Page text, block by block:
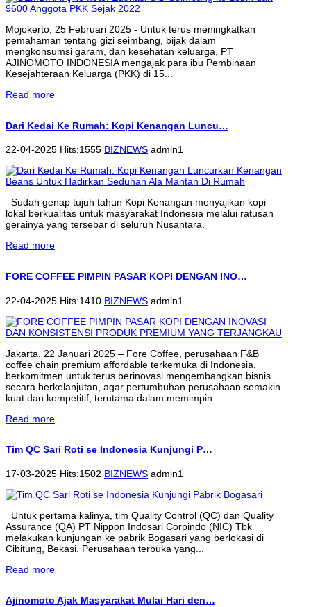
Mojokerto, 25 Februari 2025 - Untuk terus meningkatkan
pemahaman tentang gizi seimbang, bijak dalam
mengkonsumsi garam, dan kesehatan keluarga, PT
AJINOMOTO INDONESIA mengajak para ibu Pembinaan
Kesejahteraan Keluarga (PKK) di 15...
Read more
Dari Kedai Ke Rumah: Kopi Kenangan Luncu…
22-04-2025 Hits:1555 BIZNEWS admin1
Sudah genap tujuh tahun Kopi Kenangan menyajikan kopi
lokal berkualitas untuk masyarakat Indonesia melalui ratusan
gerainya yang tersebar di seluruh Nusantara.
Read more
FORE COFFEE PIMPIN PASAR KOPI DENGAN INO…
22-04-2025 Hits:1410 BIZNEWS admin1
Jakarta, 22 Januari 2025 – Fore Coffee, perusahaan F&B
coffee chain premium affordable terkemuka di Indonesia,
berkomitmen untuk terus berinovasi mengembangkan bisnis
secara berkelanjutan, agar pertumbuhan perusahaan semakin
kuat dan kompetitif, terutama dalam memimpin...
Read more
Tim QC Sari Roti se Indonesia Kunjungi P…
17-03-2025 Hits:1502 BIZNEWS admin1
Untuk pertama kalinya, tim Quality Control (QC) dan Quality
Assurance (QA) PT Nippon Indosari Corpindo (NIC) Tbk
melakukan kunjungan ke pabrik Bogasari yang berlokasi di
Cibitung, Bekasi. Perusahaan terbuka yang...
Read more
Ajinomoto Ajak Masyarakat Mulai Hari den…